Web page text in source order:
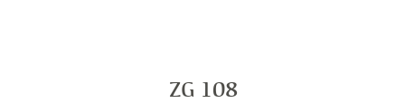
ZG 108